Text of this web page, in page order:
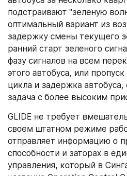
подстраивают "зеленую
оптимальный вариант из
задержку смены текущего
ранний старт зеленого
фазу сигналов на всем
этого автобуса, или
цикла и задержка автобуса,
задача с более высоким
GLIDE не требует
своем штатном режиме
отправляет информацию о
способности и заторах в
управления, который в